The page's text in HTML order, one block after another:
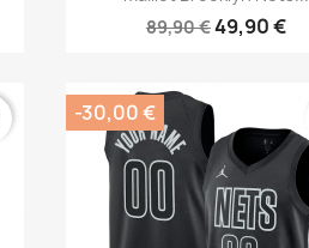
89,90 €49,90 €
-30,00 €